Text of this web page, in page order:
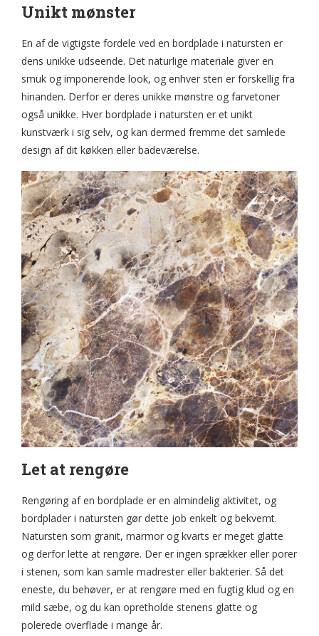
Unikt mønster
En af de vigtigste fordele ved en bordplade i natursten er
dens unikke udseende. Det naturlige materiale giver en
smuk og imponerende look, og enhver sten er forskellig fra
hinanden. Derfor er deres unikke mønstre og farvetoner
også unikke. Hver bordplade i natursten er et unikt
kunstværk i sig selv, og kan dermed fremme det samlede
design af dit køkken eller badeværelse.
Let at rengøre
Rengøring af en bordplade er en almindelig aktivitet, og
bordplader i natursten gør dette job enkelt og bekvemt.
Natursten som granit, marmor og kvarts er meget glatte
og derfor lette at rengøre. Der er ingen sprækker eller porer
i stenen, som kan samle madrester eller bakterier. Så det
eneste, du behøver, er at rengøre med en fugtig klud og en
mild sæbe, og du kan opretholde stenens glatte og
polerede overflade i mange år.